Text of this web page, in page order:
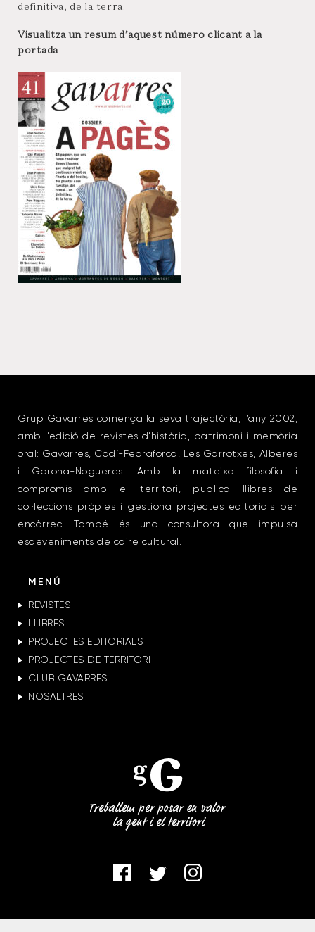
definitiva, de la terra.
Visualitza un resum d’aquest número clicant a la
portada
Grup Gavarres comença la seva trajectòria, l’any 2002,
amb l’edició de revistes d’història, patrimoni i memòria
oral: Gavarres, Cadí-Pedraforca, Les Garrotxes, Alberes
i Garona-Nogueres. Amb la mateixa filosofia i
compromís amb el territori, publica llibres de
col·leccions pròpies i gestiona projectes editorials per
encàrrec. També és una consultora que impulsa
esdeveniments de caire cultural.
MENÚ
REVISTES
LLIBRES
PROJECTES EDITORIALS
PROJECTES DE TERRITORI
CLUB GAVARRES
NOSALTRES